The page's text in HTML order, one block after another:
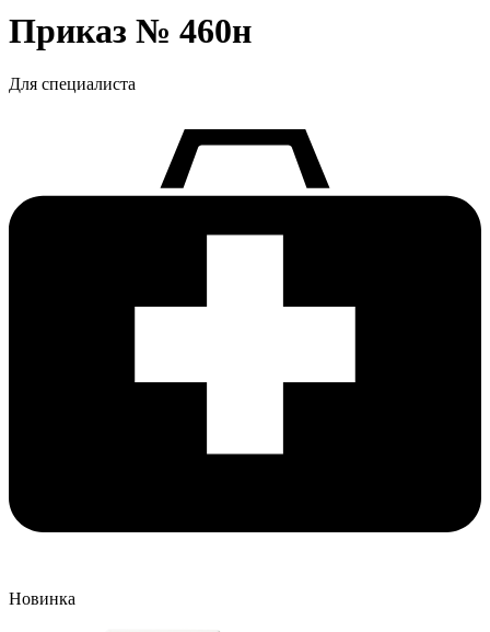
Приказ № 460н
Для специалиста
Новинка